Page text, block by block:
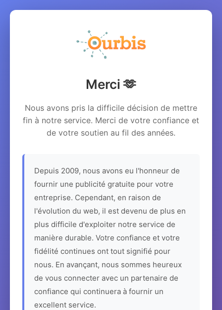
Merci 🫶
Nous avons pris la difficile décision de mettre
fin à notre service. Merci de votre confiance et
de votre soutien au fil des années.
Depuis 2009, nous avons eu l'honneur de
fournir une publicité gratuite pour votre
entreprise. Cependant, en raison de
l'évolution du web, il est devenu de plus en
plus difficile d'exploiter notre service de
manière durable. Votre confiance et votre
fidélité continues ont tout signifié pour
nous. En avançant, nous sommes heureux
de vous connecter avec un partenaire de
confiance qui continuera à fournir un
excellent service.